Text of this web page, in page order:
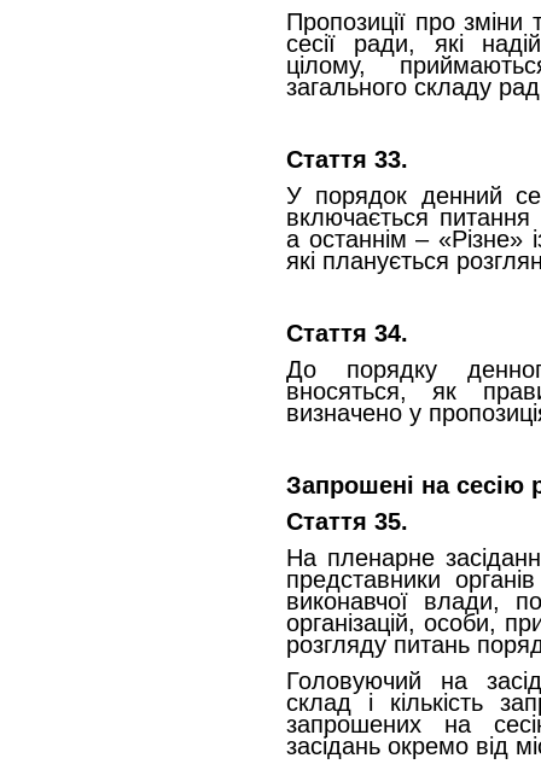
Пропозиції про
сесії ради, які
цілому,
загального складу
Стаття 33.
У порядок денний
включається питання
а останнім – «Різне»
які планується
Стаття 34.
До порядку
вносяться, як
визначено у
Запрошені на сесію
Стаття 35.
На пленарне
представники
виконавчої влади,
організацій, особи,
розгляду питань
Головуючий на
склад і кількість
запрошених на
засідань окремо від